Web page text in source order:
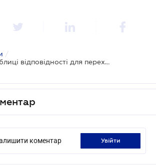
/
Опубліковано Таблиці відповідності для переходу на новий КВЕД (NACE 2.1-UA)
коментар увійти